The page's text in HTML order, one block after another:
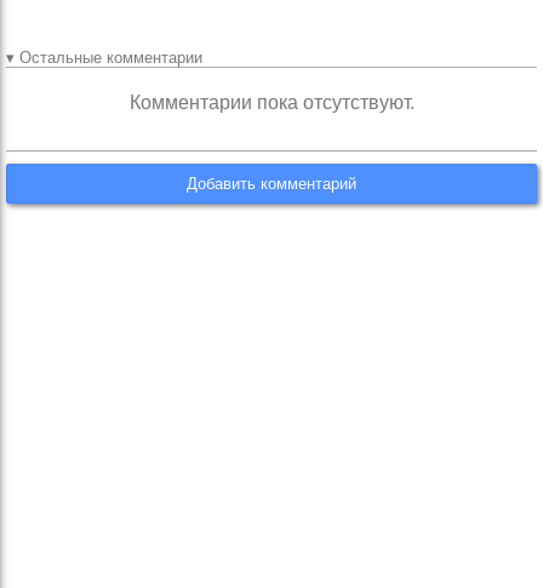
▾ Остальные комментарии
Комментарии пока отсутствуют.
Добавить комментарий